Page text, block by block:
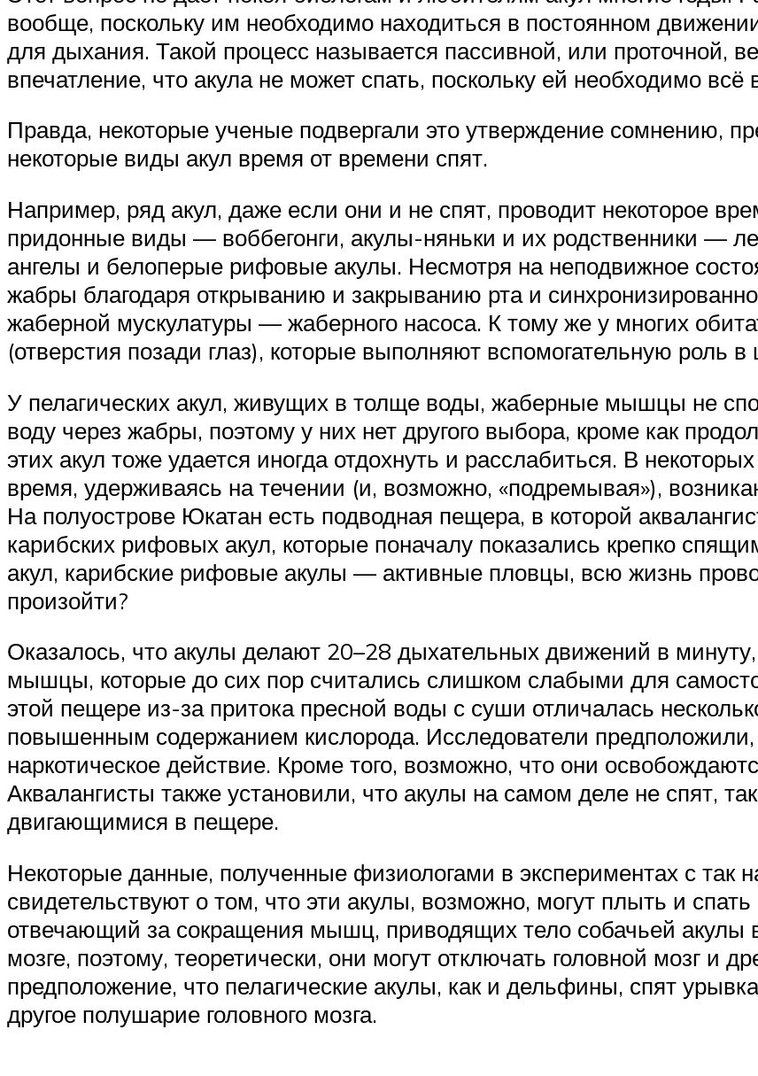
вообще, поскольку им необходимо находиться в постоянном
для дыхания. Такой процесс называется пассивной, или проточной,
впечатление, что акула не может спать, поскольку ей необходимо
Правда, некоторые ученые подвергали это утверждение сомнению,
некоторые виды акул время от времени спят.
Например, ряд акул, даже если они и не спят, проводит некоторое
придонные виды — воббегонги, акулы-няньки и их родственники —
ангелы и белоперые рифовые акулы. Несмотря на неподвижное
жабры благодаря открыванию и закрыванию рта и
жаберной мускулатуры — жаберного насоса. К тому же у многих
(отверстия позади глаз), которые выполняют вспомогательную роль
У пелагических акул, живущих в толще воды, жаберные мышцы не
воду через жабры, поэтому у них нет другого выбора, кроме как
этих акул тоже удается иногда отдохнуть и расслабиться. В
время, удерживаясь на течении (и, возможно, «подремывая»),
На полуострове Юкатан есть подводная пещера, в которой
карибских рифовых акул, которые поначалу показались крепко
акул, карибские рифовые акулы — активные пловцы, всю жизнь
произойти?
Оказалось, что акулы делают 20–28 дыхательных движений в
мышцы, которые до сих пор считались слишком слабыми для
этой пещере из-за притока пресной воды с суши отличалась
повышенным содержанием кислорода. Исследователи предположили,
наркотическое действие. Кроме того, возможно, что они
Аквалангисты также установили, что акулы на самом деле не спят,
двигающимися в пещере.
Некоторые данные, полученные физиологами в экспериментах с
свидетельствуют о том, что эти акулы, возможно, могут плыть и
отвечающий за сокращения мышц, приводящих тело собачьей акулы
мозге, поэтому, теоретически, они могут отключать головной мозг и
предположение, что пелагические акулы, как и дельфины, спят
другое полушарие головного мозга.